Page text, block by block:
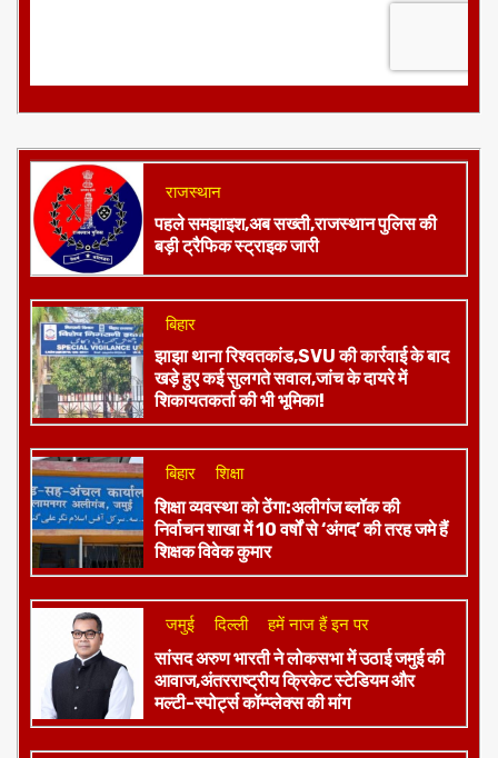
राजस्थान
पहले समझाइश,अब सख्ती,राजस्थान पुलिस की
बड़ी ट्रैफिक स्ट्राइक जारी
बिहार
झाझा थाना रिश्वतकांड,SVU की कार्रवाई के बाद
खड़े हुए कई सुलगते सवाल,जांच के दायरे में
शिकायतकर्ता की भी भूमिका!
बिहार शिक्षा
शिक्षा व्यवस्था को ठेंगा:अलीगंज ब्लॉक की
निर्वाचन शाखा में 10 वर्षों से ‘अंगद’ की तरह जमे हैं
शिक्षक विवेक कुमार